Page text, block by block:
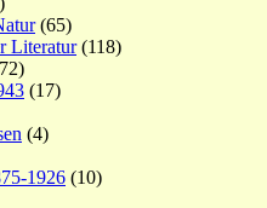
(65)
Literatur(118)
(17)
(4)
1926 (10)